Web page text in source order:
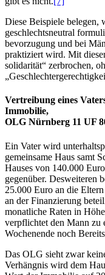
Diese Beispiele belegen,
geschlechts­neutral
bevorzugung und bei
praktiziert wird. Mit
solidarität“ zerbrochen,
Vertreibung eines
Immobilie,
OLG Nürnberg 11 UF
Ein Vater wird
gemeinsame Haus samt
Hauses von 140.000
gegenüber. Desweiteren
25.000 Euro an die
an der Finanzierung
monatliche Raten in
verpflichtet den Mann zu
Wochenende noch
Das OLG sieht zwar
Verhängnis wird dem